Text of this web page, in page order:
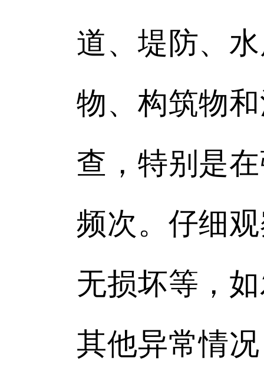
道、堤防、
物、构筑物
查，特别是
频次。仔细
无损坏等，
其他异常情